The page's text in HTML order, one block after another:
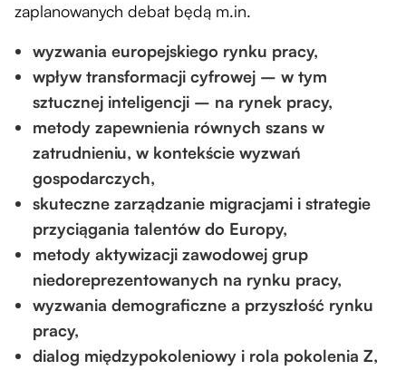
zaplanowanych debat będą m.in.
wyzwania europejskiego rynku pracy,
wpływ transformacji cyfrowej – w tym
sztucznej inteligencji – na rynek pracy,
metody zapewnienia równych szans w
zatrudnieniu, w kontekście wyzwań
gospodarczych,
skuteczne zarządzanie migracjami i strategie
przyciągania talentów do Europy,
metody aktywizacji zawodowej grup
niedoreprezentowanych na rynku pracy,
wyzwania demograficzne a przyszłość rynku
pracy,
dialog międzypokoleniowy i rola pokolenia Z,